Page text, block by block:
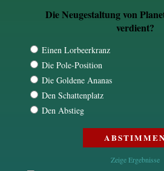
Die Neugestaltung von
verdient?
Einen Lorbeerkranz
Die Pole-Position
Die Goldene Ananas
Den Schattenplatz
Den Abstieg
Zeige Ergebnisse